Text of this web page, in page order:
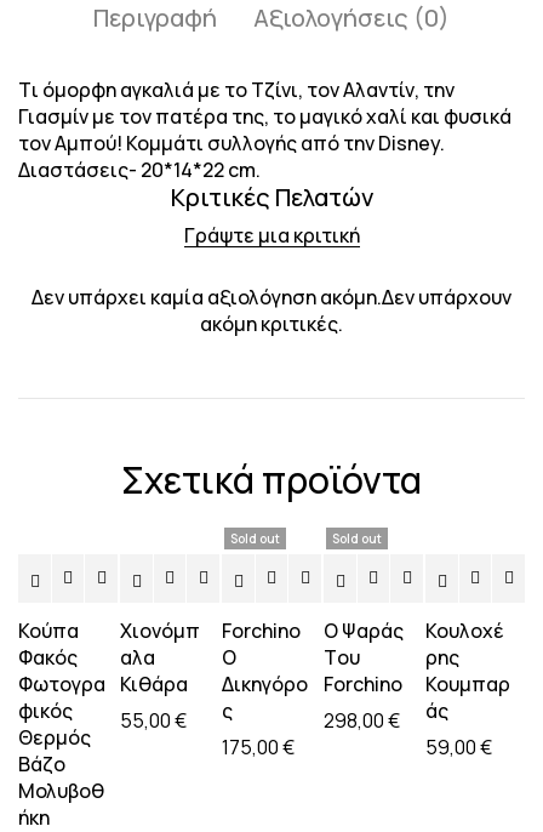
Περιγραφή Αξιολογήσεις (0)
Tι όμορφη αγκαλιά με το Tζίνι, τον Αλαντίν, την
Γιασμίν με τον πατέρα της, το μαγικό χαλί και φυσικά
τον Αμπού! Κομμάτι συλλογής από την Disney.
Διαστάσεις- 20*14*22 cm.
Κριτικές Πελατών
Γράψτε μια κριτική
Δεν υπάρχει καμία αξιολόγηση ακόμη.Δεν υπάρχουν
ακόμη κριτικές.
Σχετικά προϊόντα
Κούπα
Φακός
Φωτογρα
φικός
Θερμός
Βάζο
Mολυβοθ
ήκη
Χιονόμπ
αλα
Κιθάρα
55,00€
Sold out
Forchino
Ο
Δικηγόρο
ς
175,00€
Sold out
Ο Ψαράς
Tου
Forchino
298,00€
Κουλοχέ
ρης
Κουμπαρ
άς
59,00€